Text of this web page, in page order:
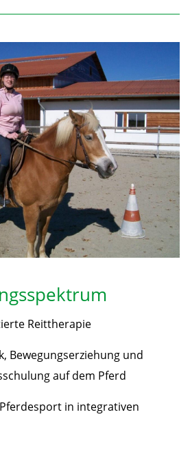
Reittherapie
Bewegungserziehung und
auf dem Pferd
in integrativen